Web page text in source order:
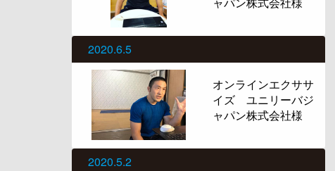
2020.6.5
オンラインエクササ
イズ ユニリーバジ
ャパン株式会社様
2020.5.2